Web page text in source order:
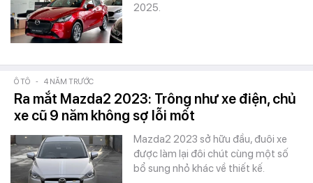
2025.
Ô TÔ - 4 NĂM TRƯỚC
Ra mắt Mazda2 2023: Trông như xe điện, chủ
xe cũ 9 năm không sợ lỗi mốt
Mazda2 2023 sở hữu đầu, đuôi xe
được làm lại đôi chút cùng một số
bổ sung nhỏ khác về thiết kế.